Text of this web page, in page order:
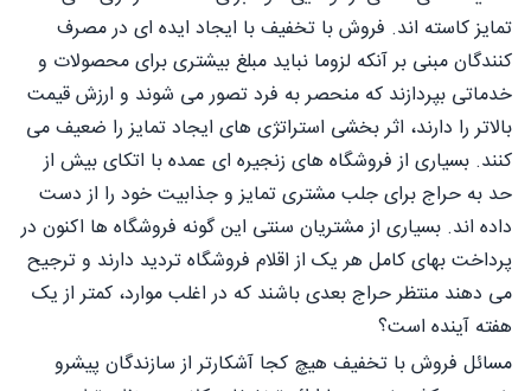
تمایز کاسته اند. فروش با تخفیف با ایجاد ایده ای در مصرف
کنندگان مبنی بر آنکه لزوما نباید مبلغ بیشتری برای محصولات و
خدماتی بپردازند که منحصر به فرد تصور می شوند و ارزش قیمت
بالاتر را دارند، اثر بخشی استراتژی های ایجاد تمایز را ضعیف می
کنند. بسیاری از فروشگاه های زنجیره ای عمده با اتكای بیش از
حد به حراج برای جلب مشتری تمایز و جذابیت خود را از دست
داده اند. بسیاری از مشتریان سنتی این گونه فروشگاه ها اکنون در
پرداخت بهای کامل هر یک از اقلام فروشگاه تردید دارند و ترجیح
می دهند منتظر حراج بعدی باشند که در اغلب موارد، کمتر از یک
هفته آینده است؟
مسائل فروش با تخفیف هیچ کجا آشکارتر از سازندگان پیشرو